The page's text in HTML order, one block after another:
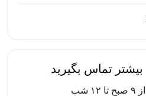
تماس بگیرید